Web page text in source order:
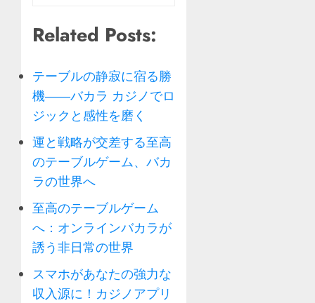
Related Posts:
テーブルの静寂に宿る勝
機――バカラ カジノでロ
ジックと感性を磨く
運と戦略が交差する至高
のテーブルゲーム、バカ
ラの世界へ
至高のテーブルゲーム
へ：オンラインバカラが
誘う非日常の世界
スマホがあなたの強力な
収入源に！カジノアプリ